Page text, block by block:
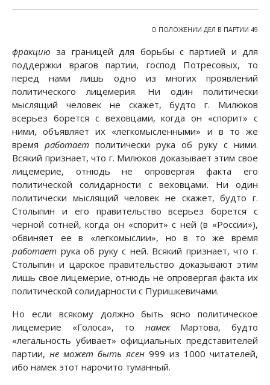
О ПОЛОЖЕНИИ ДЕЛ В ПАРТИИ 49
фракцию за границей для борьбы с партией и для
поддержки врагов партии, господ Потресовых, то
перед нами лишь одно из многих проявлений
политического лицемерия. Ни один политически
мыслящий человек не скажет, будто г. Милюков
всерьез борется с веховцами, когда он «спорит» с
ними, объявляет их «легкомысленными» и в то же
время работает политически рука об руку с ними.
Всякий признает, что г. Милюков доказывает этим свое
лицемерие, отнюдь не опровергая факта его
политической солидарности с веховцами. Ни один
политически мыслящий человек не скажет, будто г.
Столыпин и его правительство всерьез борется с
черной сотней, когда он «спорит» с ней (в «России»),
обвиняет ее в «легкомыслии», но в то же время
работает рука об руку с ней. Всякий признает, что г.
Столыпин и царское правительство доказывают этим
лишь свое лицемерие, отнюдь не опровергая факта их
политической солидарности с Пуришкевичами.
Но если всякому должно быть ясно политическое
лицемерие «Голоса», то намекМартова, будто
«легальность убивает» официальных представителей
партии, не может быть ясен 999 из 1000 читателей,
ибо намек этот нарочито туманный.